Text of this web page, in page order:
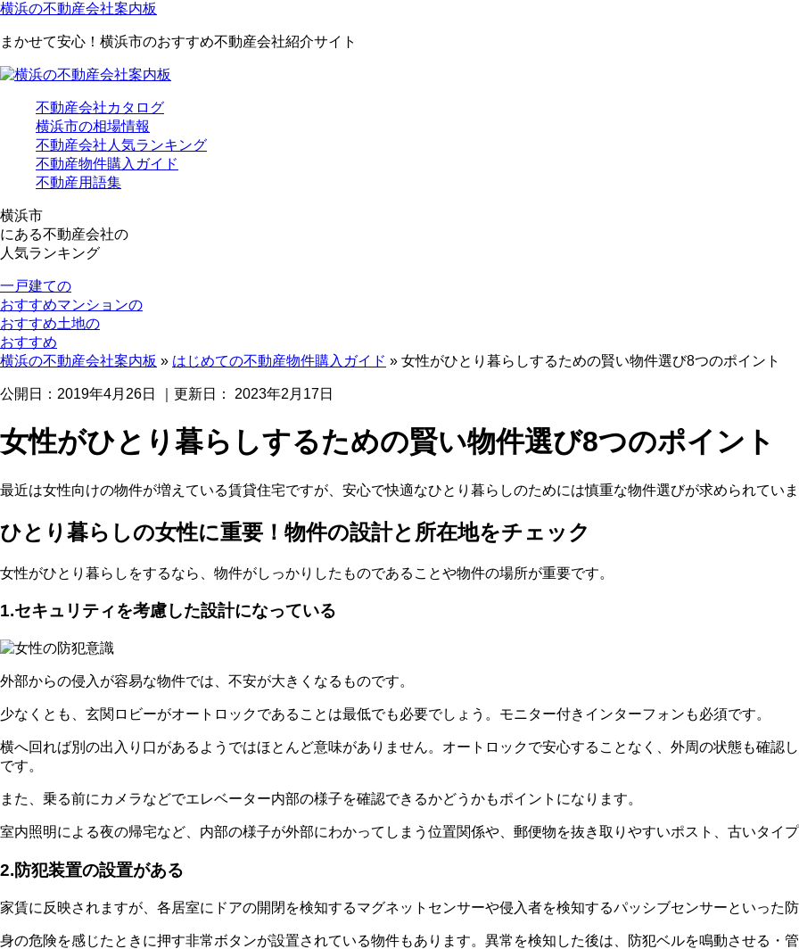
横浜の不動産会社案内板
まかせて安心！横浜市のおすすめ不動産会社紹介サイト
不動産会社カタログ
横浜市の相場情報
不動産会社人気ランキング
不動産物件購入ガイド
不動産用語集
横浜市
にある不動産会社の
人気ランキング
一戸建ての
おすすめマンションの
おすすめ土地の
おすすめ
横浜の不動産会社案内板 » はじめての不動産物件購入ガイド » 女性がひとり暮らしするための賢い物件選び8つのポイント
公開日： 2019年4月26日 ｜更新日： 2023年2月17日
女性がひとり暮らしするための賢い物件選び8つのポイント
最近は女性向けの物件が増えている賃貸住宅ですが、安心で快適なひとり暮らしのためには慎重な物件選びが求められてい
ひとり暮らしの女性に重要！物件の設計と所在地をチェック
女性がひとり暮らしをするなら、物件がしっかりしたものであることや物件の場所が重要です。
1.セキュリティを考慮した設計になっている
外部からの侵入が容易な物件では、不安が大きくなるものです。
少なくとも、玄関ロビーがオートロックであることは最低でも必要でしょう。モニター付きインターフォンも必須です。
横へ回れば別の出入り口があるようではほとんど意味がありません。オートロックで安心することなく、外周の状態も確認
です。
また、乗る前にカメラなどでエレベーター内部の様子を確認できるかどうかもポイントになります。
室内照明による夜の帰宅など、内部の様子が外部にわかってしまう位置関係や、郵便物を抜き取りやすいポスト、古いタイ
2.防犯装置の設置がある
家賃に反映されますが、各居室にドアの開閉を検知するマグネットセンサーや侵入者を検知するパッシブセンサーといった
身の危険を感じたときに押す非常ボタンが設置されている物件もあります。異常を検知した後は、防犯ベルを鳴動させる・